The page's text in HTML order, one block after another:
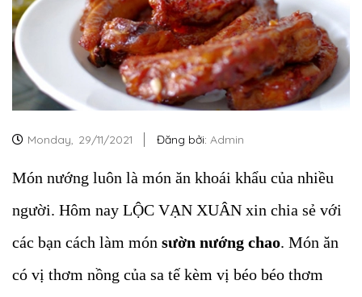
Monday, 29/11/2021 Đăng bởi: Admin
Món nướng luôn là món ăn khoái khẩu của nhiều
người. Hôm nay LỘC VẠN XUÂN xin chia sẻ với
các bạn cách làm món sườn nướng chao. Món ăn
có vị thơm nồng của sa tế kèm vị béo béo thơm